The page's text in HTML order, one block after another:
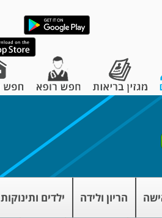
הריון ולידה ילדים ותינוקות